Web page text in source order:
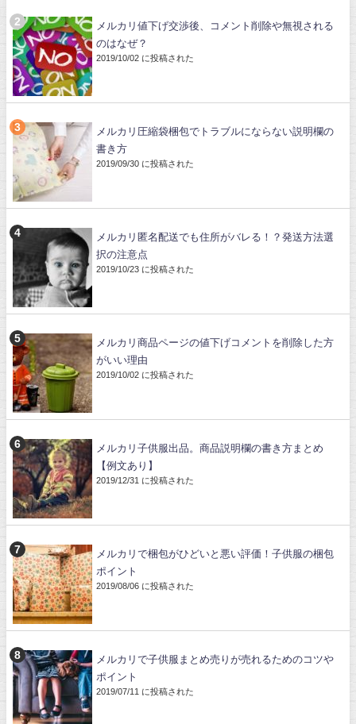
メルカリ値下げ交渉後、コメント削除や無視される
のはなぜ？
2019/10/02 に投稿された
メルカリ圧縮袋梱包でトラブルにならない説明欄の
書き方
2019/09/30 に投稿された
メルカリ匿名配送でも住所がバレる！？発送方法選
択の注意点
2019/10/23 に投稿された
メルカリ商品ページの値下げコメントを削除した方
がいい理由
2019/10/02 に投稿された
メルカリ子供服出品。商品説明欄の書き方まとめ
【例文あり】
2019/12/31 に投稿された
メルカリで梱包がひどいと悪い評価！子供服の梱包
ポイント
2019/08/06 に投稿された
メルカリで子供服まとめ売りが売れるためのコツや
ポイント
2019/07/11 に投稿された